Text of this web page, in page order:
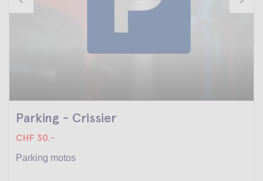
Parking - Crissier
CHF 30.-
Parking motos